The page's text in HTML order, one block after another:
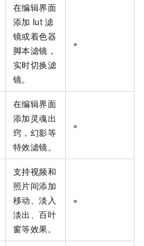
在编辑界面
添加 lut 滤
镜或着色器
脚本滤镜，
实时切换滤
镜。
×
在编辑界面
添加灵魂出
窍，幻影等
特效滤镜。
×
支持视频和
照片间添加
移动、淡入
淡出、百叶
窗等效果。
×